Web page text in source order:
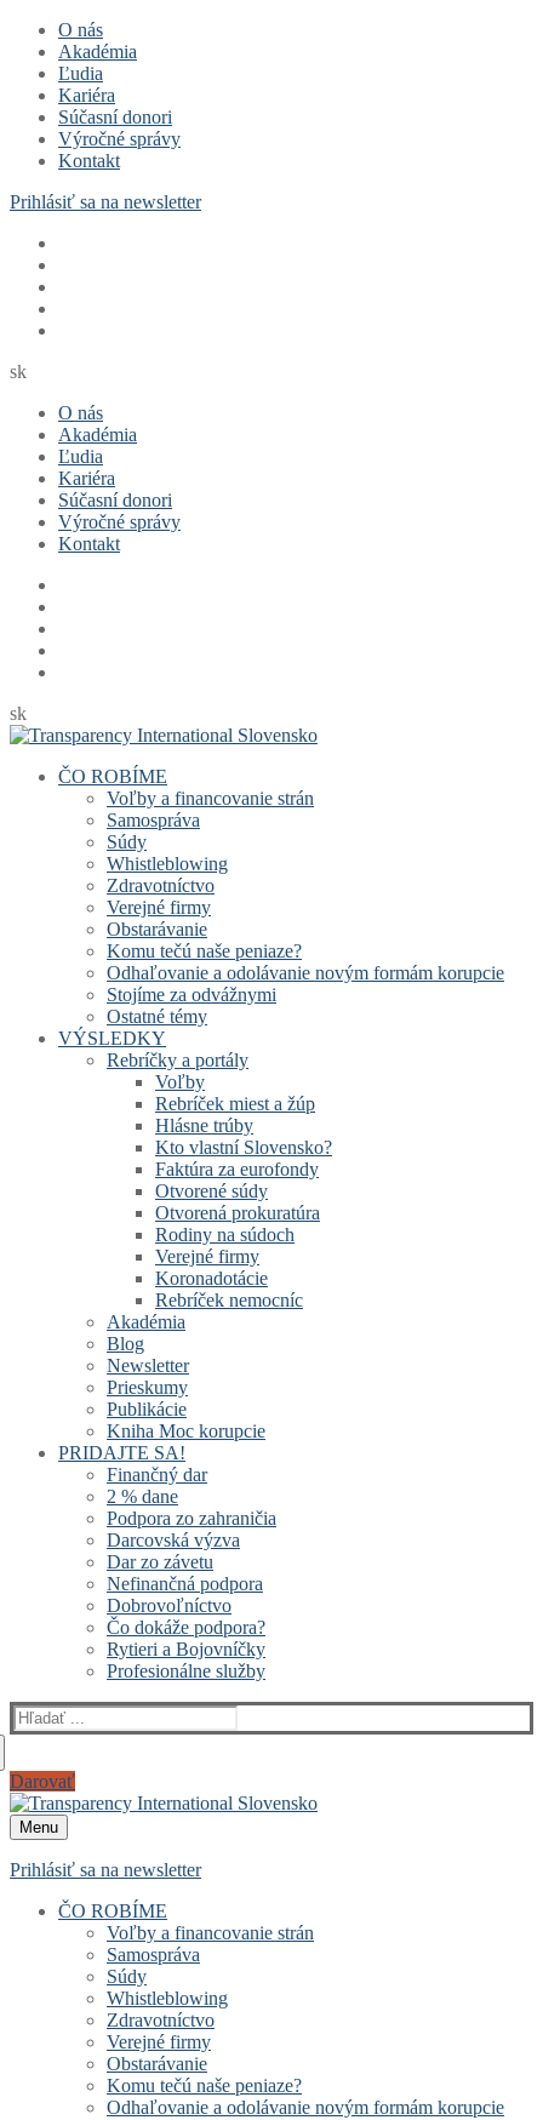
Preskočiť
obsah
Menu
ZavrieťO nás
Akadémia
Ľudia
Kariéra
Súčasní donori
Výročné správy
Kontakt
Prihlásiť sa na newsletter
sk
O nás
Akadémia
Ľudia
Kariéra
Súčasní donori
Výročné správy
Kontakt
sk
ČO ROBÍME
Voľby a financovanie strán
Samospráva
Súdy
Whistleblowing
Zdravotníctvo
Verejné firmy
Obstarávanie
Komu tečú naše peniaze?
Odhaľovanie a odolávanie novým formám korupcie
Stojíme za odvážnymi
Ostatné témy
VÝSLEDKY
Rebríčky a portály
Voľby
Rebríček miest a žúp
Hlásne trúby
Kto vlastní Slovensko?
Faktúra za eurofondy
Otvorené súdy
Otvorená prokuratúra
Rodiny na súdoch
Verejné firmy
Koronadotácie
Rebríček nemocníc
Akadémia
Blog
Newsletter
Prieskumy
Publikácie
Kniha Moc korupcie
PRIDAJTE SA!
Finančný dar
2 % dane
Podpora zo zahraničia
Darcovská výzva
Dar zo závetu
Nefinančná podpora
Dobrovoľníctvo
Čo dokáže podpora?
Rytieri a Bojovníčky
Profesionálne služby
Hľadať:
Darovať
Menu
Prihlásiť sa na newsletter
ČO ROBÍME
Voľby a financovanie strán
Samospráva
Súdy
Whistleblowing
Zdravotníctvo
Verejné firmy
Obstarávanie
Komu tečú naše peniaze?
Odhaľovanie a odolávanie novým formám korupcie